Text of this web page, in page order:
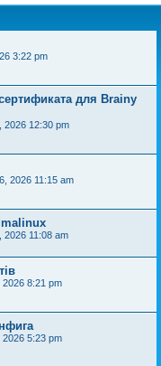
3:22 pm
для Brainy
2026 12:30 pm
2026 11:15 am
2026 11:08 am
2026 8:21 pm
2026 5:23 pm